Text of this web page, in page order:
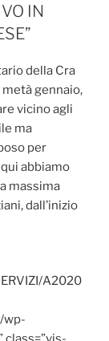
IN
della Cra
metà gennaio,
vicino agli
ma
per
abbiamo
massima
dall’inizio
A2020
wp-